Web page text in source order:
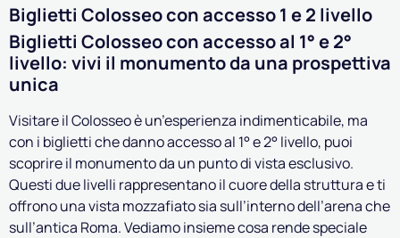
Biglietti Colosseo con accesso 1 e 2 livello
Biglietti Colosseo con accesso al 1° e 2°
livello: vivi il monumento da una prospettiva
unica
Visitare il Colosseo è un’esperienza indimenticabile, ma
con i biglietti che danno accesso al 1° e 2° livello, puoi
scoprire il monumento da un punto di vista esclusivo.
Questi due livelli rappresentano il cuore della struttura e ti
offrono una vista mozzafiato sia sull’interno dell’arena che
sull’antica Roma. Vediamo insieme cosa rende speciale